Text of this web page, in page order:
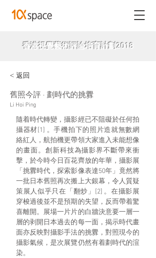
香港視覺藝術評論培育計劃2018
< 返回
舊照今評 · 劃時代的挑釁
Li Hoi Ping
隨着時代轉變，攝影經已不阻礙於任何拍
攝器材[1] 。手機拍下的照片造就無數網
絡紅人，航拍機更帶領大家進入未能想像
的畫面。創新科技為攝影界不斷帶來衝
擊，於今時今日百花齊放的年華，攝影展
「挑釁時代，探索影像表達50年」竟然將
一批日本舊照再次搬上大銀幕，令人質疑
策展人似乎只在「翻炒」[2] 。在攝影展
穿梭過後並不是預期的失望，反而帶着驚
喜離開。展場一片片的白牆決意要一層一
層的剥開日本過去的每一面，揭示時代畫
面亦反映對攝影手法的挑釁，對照現今的
攝影氣候，是次展覽仍然有着劃時代的渲
染。